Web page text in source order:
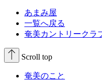
あまみ屋
一覧へ戻る
奄美カントリークラ
Scroll top
奄美のこと